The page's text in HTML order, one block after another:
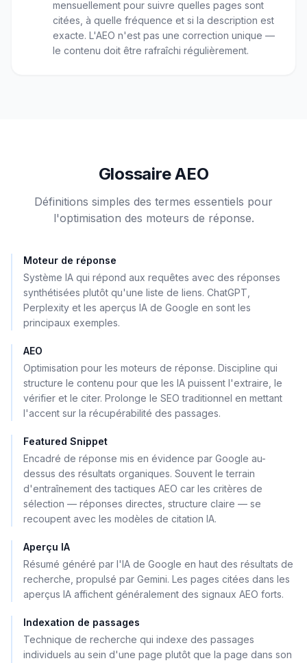
mensuellement pour suivre quelles pages sont
citées, à quelle fréquence et si la description est
exacte. L'AEO n'est pas une correction unique —
le contenu doit être rafraîchi régulièrement.
Glossaire AEO
Définitions simples des termes essentiels pour
l'optimisation des moteurs de réponse.
Moteur de réponse
Système IA qui répond aux requêtes avec des réponses
synthétisées plutôt qu'une liste de liens. ChatGPT,
Perplexity et les aperçus IA de Google en sont les
principaux exemples.
AEO
Optimisation pour les moteurs de réponse. Discipline qui
structure le contenu pour que les IA puissent l'extraire, le
vérifier et le citer. Prolonge le SEO traditionnel en mettant
l'accent sur la récupérabilité des passages.
Featured Snippet
Encadré de réponse mis en évidence par Google au-
dessus des résultats organiques. Souvent le terrain
d'entraînement des tactiques AEO car les critères de
sélection — réponses directes, structure claire — se
recoupent avec les modèles de citation IA.
Aperçu IA
Résumé généré par l'IA de Google en haut des résultats de
recherche, propulsé par Gemini. Les pages citées dans les
aperçus IA affichent généralement des signaux AEO forts.
Indexation de passages
Technique de recherche qui indexe des passages
individuels au sein d'une page plutôt que la page dans son